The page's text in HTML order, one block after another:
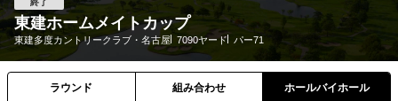
終了
東建ホームメイトカップ
東建多度カントリークラブ・名古屋 7090ヤード パー71
ラウンド 組み合わせ ホールバイホール